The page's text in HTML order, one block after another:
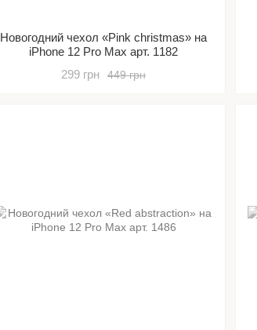
Новогодний чехол «Pink christmas» на
iPhone 12 Pro Max арт. 1182
449 грн
299 грн